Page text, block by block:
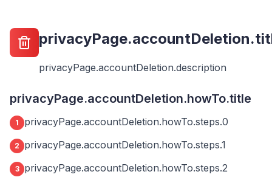
privacyPage.accountDeletion.description
privacyPage.accountDeletion.howTo.title
1 privacyPage.accountDeletion.howTo.steps.0
2 privacyPage.accountDeletion.howTo.steps.1
3 privacyPage.accountDeletion.howTo.steps.2